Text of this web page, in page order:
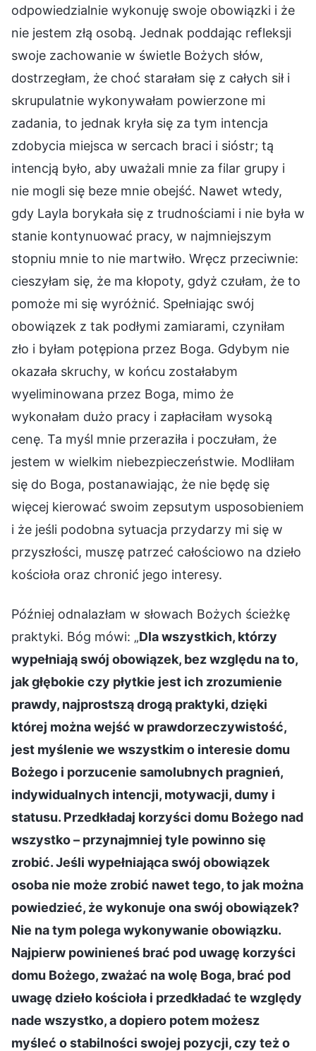
odpowiedzialnie wykonuję swoje obowiązki i że
nie jestem złą osobą. Jednak poddając refleksji
swoje zachowanie w świetle Bożych słów,
dostrzegłam, że choć starałam się z całych sił i
skrupulatnie wykonywałam powierzone mi
zadania, to jednak kryła się za tym intencja
zdobycia miejsca w sercach braci i sióstr; tą
intencją było, aby uważali mnie za filar grupy i
nie mogli się beze mnie obejść. Nawet wtedy,
gdy Layla borykała się z trudnościami i nie była w
stanie kontynuować pracy, w najmniejszym
stopniu mnie to nie martwiło. Wręcz przeciwnie:
cieszyłam się, że ma kłopoty, gdyż czułam, że to
pomoże mi się wyróżnić. Spełniając swój
obowiązek z tak podłymi zamiarami, czyniłam
zło i byłam potępiona przez Boga. Gdybym nie
okazała skruchy, w końcu zostałabym
wyeliminowana przez Boga, mimo że
wykonałam dużo pracy i zapłaciłam wysoką
cenę. Ta myśl mnie przeraziła i poczułam, że
jestem w wielkim niebezpieczeństwie. Modliłam
się do Boga, postanawiając, że nie będę się
więcej kierować swoim zepsutym usposobieniem
i że jeśli podobna sytuacja przydarzy mi się w
przyszłości, muszę patrzeć całościowo na dzieło
kościoła oraz chronić jego interesy.
Później odnalazłam w słowach Bożych ścieżkę
praktyki. Bóg mówi: „Dla wszystkich, którzy
wypełniają swój obowiązek, bez względu na to,
jak głębokie czy płytkie jest ich zrozumienie
prawdy, najprostszą drogą praktyki, dzięki
której można wejść w prawdorzeczywistość,
jest myślenie we wszystkim o interesie domu
Bożego i porzucenie samolubnych pragnień,
indywidualnych intencji, motywacji, dumy i
statusu. Przedkładaj korzyści domu Bożego nad
wszystko – przynajmniej tyle powinno się
zrobić. Jeśli wypełniająca swój obowiązek
osoba nie może zrobić nawet tego, to jak można
powiedzieć, że wykonuje ona swój obowiązek?
Nie na tym polega wykonywanie obowiązku.
Najpierw powinieneś brać pod uwagę korzyści
domu Bożego, zważać na wolę Boga, brać pod
uwagę dzieło kościoła i przedkładać te względy
nade wszystko, a dopiero potem możesz
myśleć o stabilności swojej pozycji, czy też o